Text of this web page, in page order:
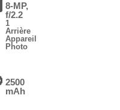
8-MP,
f/2.2
1
Arrière
Appareil
Photo
2500
mAh